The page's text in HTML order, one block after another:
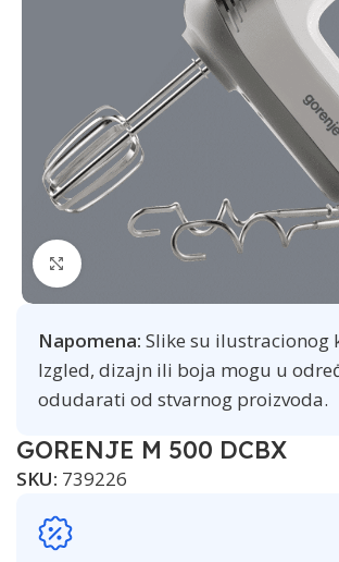
Click to enlarge
Napomena: Slike su ilustracionog
Izgled, dizajn ili boja mogu u
odudarati od stvarnog proizvoda.
GORENJE M 500 DCBX
SKU: 739226